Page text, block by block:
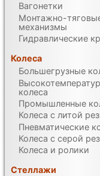
Вагонетки
Монтажно-
механизмы
Гидравлические
Колеса
Большегрузные
колеса
Промышленные
Колеса с литой
Пневматические
Колеса с серой
Колеса и ролики
Стеллажи